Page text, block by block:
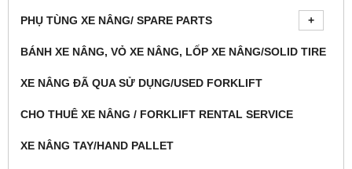
PHỤ TÙNG XE NÂNG/ SPARE PARTS
BÁNH XE NÂNG, VỎ XE NÂNG, LỐP XE NÂNG/SOLID TIRE
XE NÂNG ĐÃ QUA SỬ DỤNG/USED FORKLIFT
CHO THUÊ XE NÂNG / FORKLIFT RENTAL SERVICE
XE NÂNG TAY/HAND PALLET